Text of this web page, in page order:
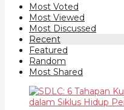
Most Voted
Most Viewed
Most Discussed
Recent
Featured
Random
Most Shared